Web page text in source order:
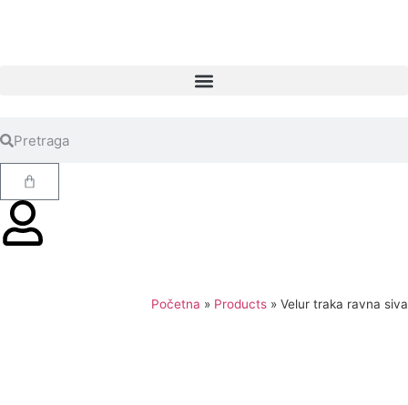
Početna » Products » Velur traka ravna siva